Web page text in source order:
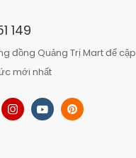
149
đồng Quảng Trị Mart để cập
mới nhất